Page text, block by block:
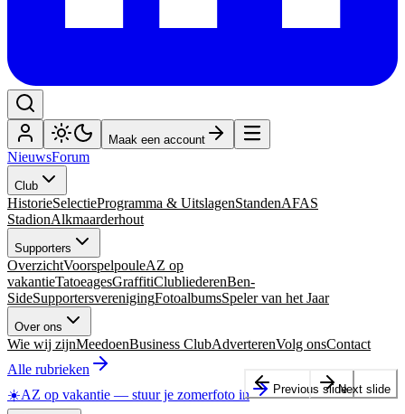
Maak een account
NieuwsForum
Club
HistorieSelectieProgramma & UitslagenStandenAFAS
StadionAlkmaarderhout
Supporters
OverzichtVoorspelpouleAZ op
vakantieTatoeagesGraffitiClubliederenBen-
SideSupportersverenigingFotoalbumsSpeler van het Jaar
Over ons
Wie wij zijnMeedoenBusiness ClubAdverterenVolg onsContact
Alle rubrieken
☀️AZ op vakantie — stuur je zomerfoto in Previous slideNext slide